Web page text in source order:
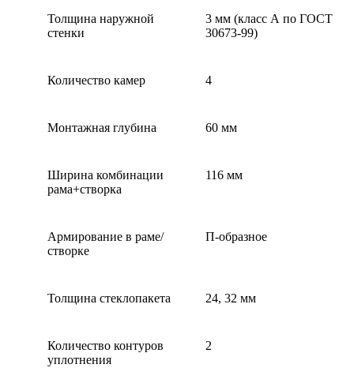
Толщина наружной
стенки
3 мм (класс А по ГОСТ
30673-99)
Количество камер 4
Монтажная глубина 60 мм
Ширина комбинации
рама+створка
116 мм
Армирование в раме/
створке
П-образное
Толщина стеклопакета 24, 32 мм
Количество контуров
уплотнения
2